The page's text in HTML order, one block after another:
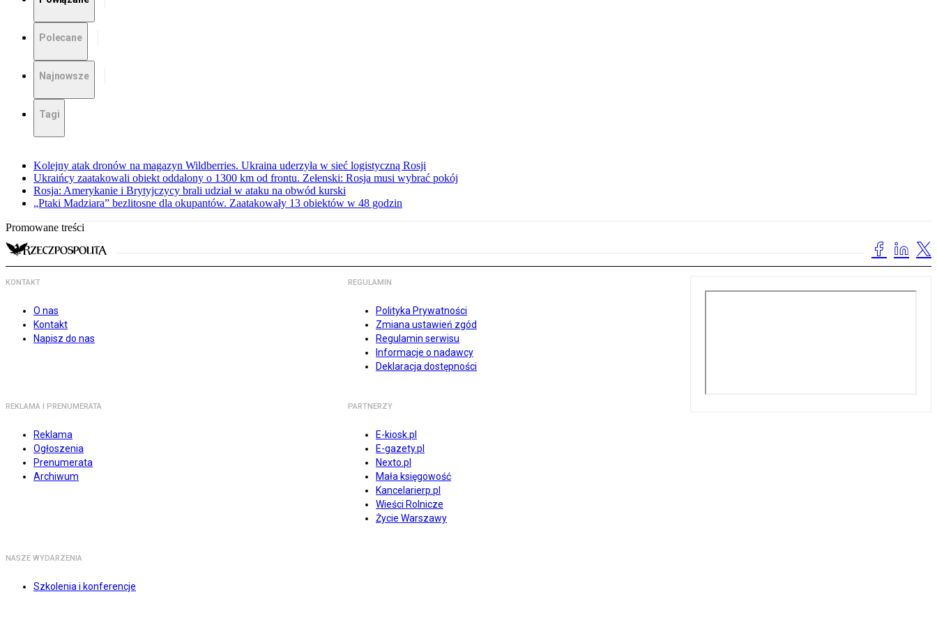
Polecane
Najnowsze
Tagi
Kolejny atak dronów na magazyn Wildberries. Ukraina uderzyła w sieć logistyczną Rosji
Ukraińcy zaatakowali obiekt oddalony o 1300 km od frontu. Zełenski: Rosja musi wybrać pokój
Rosja: Amerykanie i Brytyjczycy brali udział w ataku na obwód kurski
„Ptaki Madziara” bezlitosne dla okupantów. Zaatakowały 13 obiektów w 48 godzin
Promowane treści
KONTAKT
O nas
Kontakt
Napisz do nas
REGULAMIN
Polityka Prywatności
Zmiana ustawień zgód
Regulamin serwisu
Informacje o nadawcy
Deklaracja dostępności
REKLAMA I PRENUMERATA
Reklama
Ogłoszenia
Prenumerata
Archiwum
PARTNERZY
E-kiosk.pl
E-gazety.pl
Nexto.pl
Mała księgowość
Kancelarierp.pl
Wieści Rolnicze
Życie Warszawy
NASZE WYDARZENIA
Szkolenia i konferencje